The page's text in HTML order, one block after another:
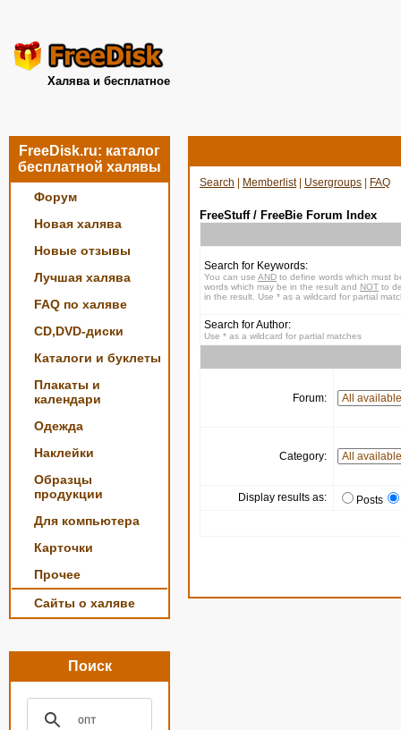
Халява и бесплатное
FreeDisk.ru: каталог
бесплатной халявы
Форум
Новая халява
Новые отзывы
Лучшая халява
FAQ по халяве
CD,DVD-диски
Каталоги и буклеты
Плакаты и
календари
Одежда
Наклейки
Образцы
продукции
Для компьютера
Карточки
Прочее
Сайты о халяве
Поиск
Search Memberlist| Usergroups FAQ
FreeStuff / FreeBie Forum Index
Search for Keywords:
You can use AND to define words which must
words which may be in the result and NOT to
in the result. Use * as a wildcard for partial
Search for Author:
Use * as a wildcard for partial matches
Forum:
Category:
Display results as: Posts